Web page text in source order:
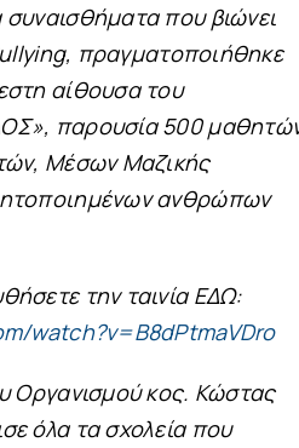
που βιώνει
πραγματοποιήθηκε
αίθουσα του
παρουσία 500
Μέσων Μαζικής
ανθρώπων
την ταινία ΕΔΩ:
watch?v=B8dPtmaVDro
Οργανισμού κος. Κώστας
όλα τα σχολεία που